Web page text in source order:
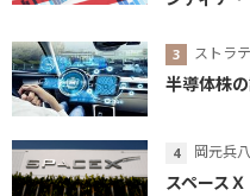
ストラ
半導体株
岡元兵
スペース